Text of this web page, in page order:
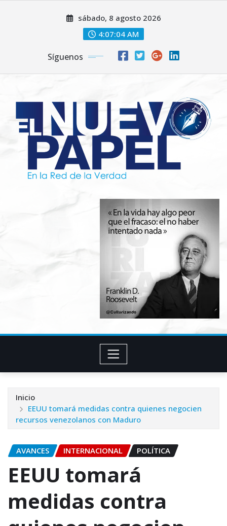
sábado, 8 agosto 2026
4:07:06 AM
Síguenos
Inicio
EEUU tomará medidas contra quienes negocien
recursos venezolanos con Maduro
AVANCES INTERNACIONAL POLÍTICA
EEUU tomará
medidas contra